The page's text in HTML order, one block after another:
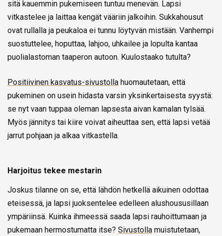
sitä kauemmin pukemiseen tuntuu menevän. Lapsi
vitkastelee ja laittaa kengät vääriin jalkoihin. Sukkahousut
ovat rullalla ja peukaloa ei tunnu löytyvän mistään. Vanhempi
suostuttelee, hoputtaa, lahjoo, uhkailee ja lopulta kantaa
puolialastoman taaperon autoon. Kuulostaako tutulta?
Positiivinen kasvatus-sivustolla huomautetaan, että
pukeminen on usein hidasta varsin yksinkertaisesta syystä:
se nyt vaan tuppaa oleman lapsesta aivan kamalan tylsää.
Myös jännitys tai kiire voivat aiheuttaa sen, että lapsi vetää
jarrut pohjaan ja alkaa vitkastella.
Harjoitus tekee mestarin
Joskus tilanne on se, että lähdön hetkellä aikuinen odottaa
eteisessä, ja lapsi juoksentelee edelleen alushoususillaan
ympäriinsä. Kuinka ihmeessä saada lapsi rauhoittumaan ja
pukemaan hermostumatta itse? Sivustolla muistutetaan,